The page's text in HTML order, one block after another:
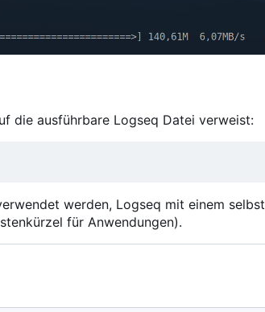
die ausführbare Logseq Datei verweist:
werden, Logseq mit einem selbst
für Anwendungen).